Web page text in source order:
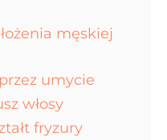
męskiej
umycie
włosy
fryzury